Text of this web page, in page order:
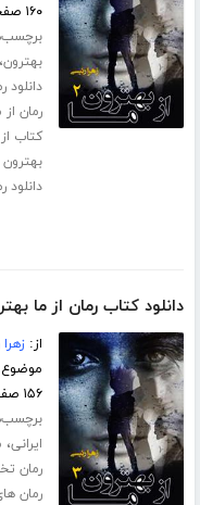
۱۶۰ صفحه
بهترون
دانلود
رمان
کتاب
بهترون
دانلود
دانلود کتاب رمان از ما
از:
۱۵۶ صفحه
ایرانی،
رمان
رمان